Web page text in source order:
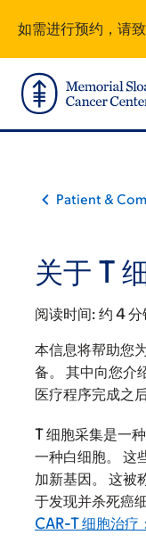
main
content
footer
如需进行预约，请致
Patient &
关于 T
阅读时间: 约 4 分
本信息将帮助您
备。 其中向您介
医疗程序完成之
T 细胞采集是一
一种白细胞。 这
加新基因。 这被
于发现并杀死癌
CAR-T 细胞治疗